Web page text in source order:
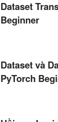
Dataset
Beginner
Dataset và
PyTorch